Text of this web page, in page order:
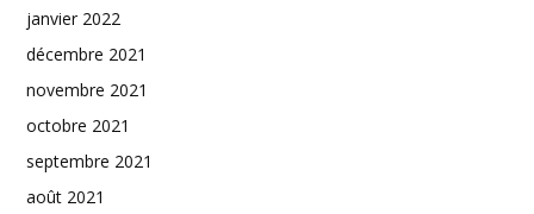
janvier 2022
décembre 2021
novembre 2021
octobre 2021
septembre 2021
août 2021